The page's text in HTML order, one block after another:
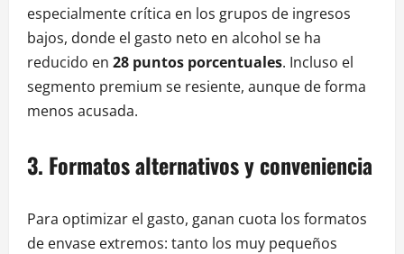
especialmente crítica en los grupos de ingresos
bajos, donde el gasto neto en alcohol se ha
reducido en 28 puntos porcentuales. Incluso el
segmento premium se resiente, aunque de forma
menos acusada.
3. Formatos alternativos y conveniencia
Para optimizar el gasto, ganan cuota los formatos
de envase extremos: tanto los muy pequeños